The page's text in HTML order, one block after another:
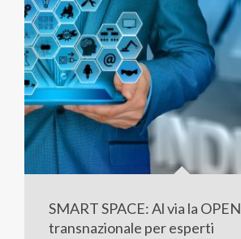
SMART SPACE: Al via la
transnazionale per esperti